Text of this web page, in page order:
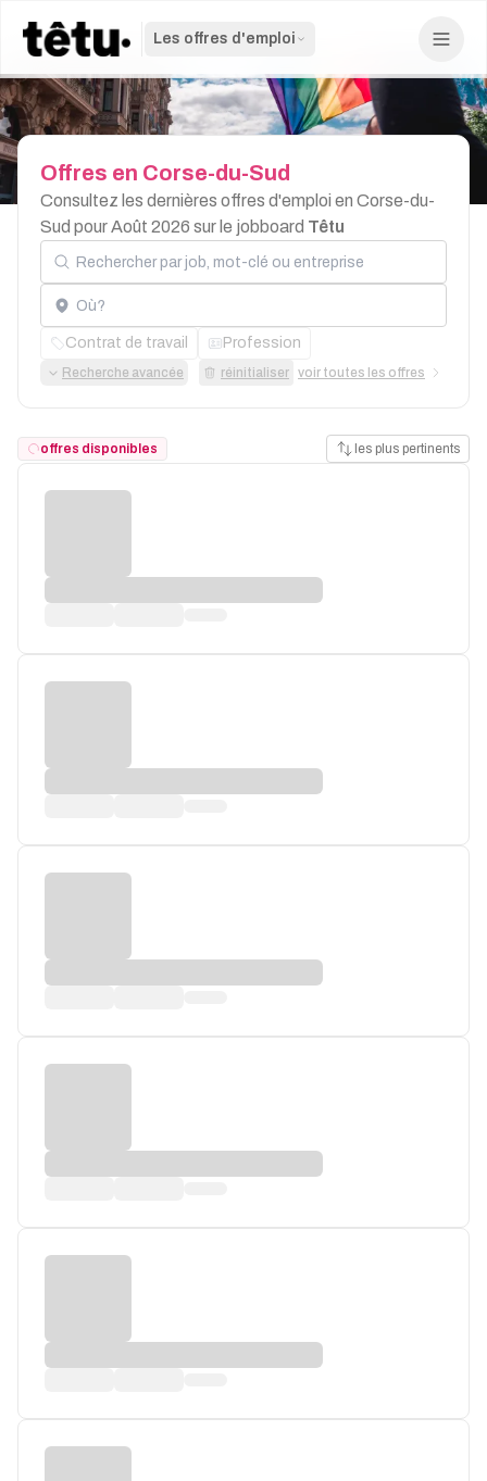
Les offres d'emploi
Offres en Corse-du-Sud
Consultez les dernières offres d'emploi en Corse-du-
Sud pour Août 2026 sur le jobboard Têtu
Rechercher par job, mot-clé ou entreprise
Localisation
Contrat de travail Profession
Recherche avancée réinitialiser voir toutes les offres
offres disponibles les plus pertinents